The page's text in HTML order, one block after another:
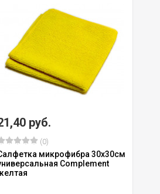
руб.
(0)
микрофибра 30х30см
Complement